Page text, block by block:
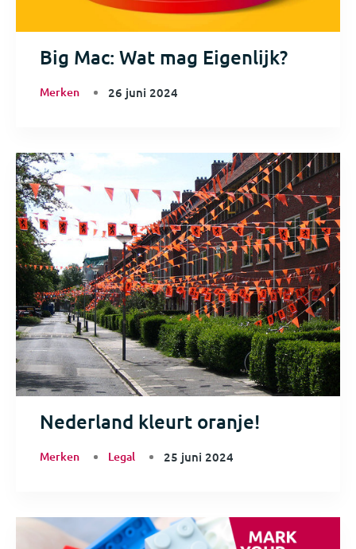
Big Mac: Wat mag Eigenlijk?
Merken 26 juni 2024
Nederland kleurt oranje!
Merken Legal 25 juni 2024